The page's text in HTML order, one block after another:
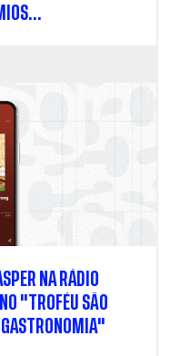
NA RÁDIO
"TROFÉU SÃO
GASTRONOMIA"